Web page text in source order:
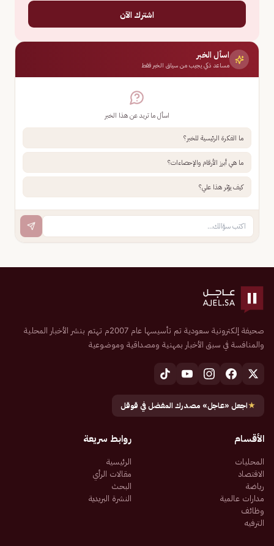
اشترك الآن
اسأل الخبر
مساعد ذكي يجيب من سياق الخبر فقط
اسأل ما تريد عن هذا الخبر
ما الفكرة الرئيسية للخبر؟
ما هي أبرز الأرقام والإحصاءات؟
كيف يؤثر هذا علي؟
صحيفة إلكترونية سعودية تم تأسيسها عام 2007م تهتم بنشر الأخبار المحلية
والمنافسة في سبق الأخبار بمهنية ومصداقية وموضوعية
★اجعل «عاجل» مصدرك المفضل في قوقل
الأقسام
المحليات
الاقتصاد
رياضة
مدارات عالمية
وظائف
الترفيه
روابط سريعة
الرئيسية
مقالات الرأي
البحث
النشرة البريدية